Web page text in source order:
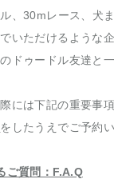
、30mレース、犬
いただけるような
ドゥードル友達と
には下記の重要事
をしたうえでご予約
ご質問：F.A.Q